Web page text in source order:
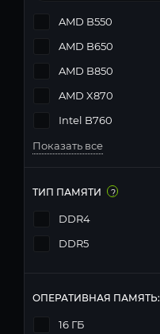
AMD B550
AMD B650
AMD B850
AMD X870
Intel B760
Показать все
ТИП ПАМЯТИ ?
DDR4
DDR5
ОПЕРАТИВНАЯ ПАМЯТЬ:
16 ГБ